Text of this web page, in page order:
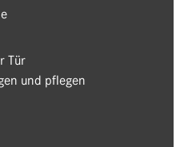
Tür
und pflegen